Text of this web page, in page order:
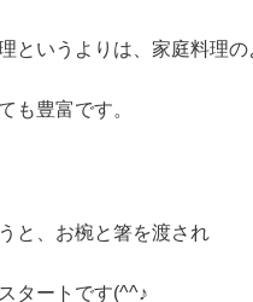
というよりは、家庭料理の
も豊富です。
と、お椀と箸を渡され
タートです(^^♪